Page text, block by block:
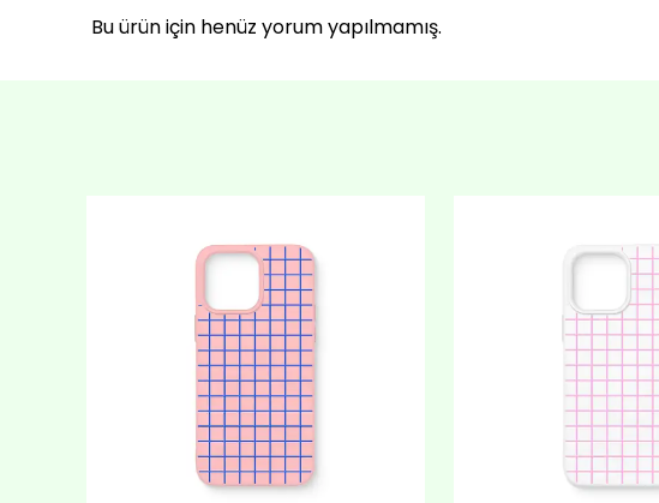
Bu ürün için henüz yorum yapılmamış.